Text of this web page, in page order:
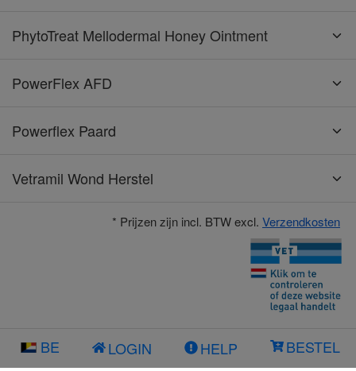
PhytoTreat Mellodermal Honey Ointment
PowerFlex AFD
Powerflex Paard
Vetramil Wond Herstel
* Prijzen zijn incl. BTW excl. Verzendkosten
BE LOGIN HELP BESTEL